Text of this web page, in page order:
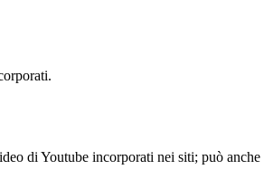
di Youtube incorporati nei siti; può